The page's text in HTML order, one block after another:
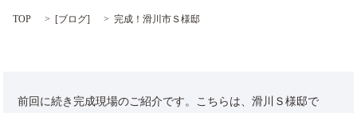
TOP [ブログ] 完成！滑川市Ｓ様邸
前回に続き完成現場のご紹介です。こちらは、滑川Ｓ様邸で